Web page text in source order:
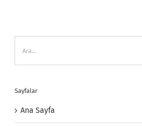
Sayfalar
Ana Sayfa